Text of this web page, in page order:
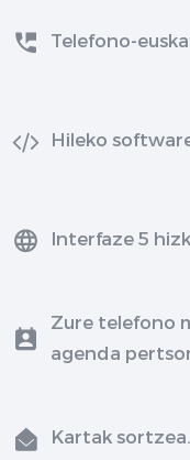
Telefono-
Hileko
Interfaze 5
Zure telefono
agenda
Kartak sortzea.